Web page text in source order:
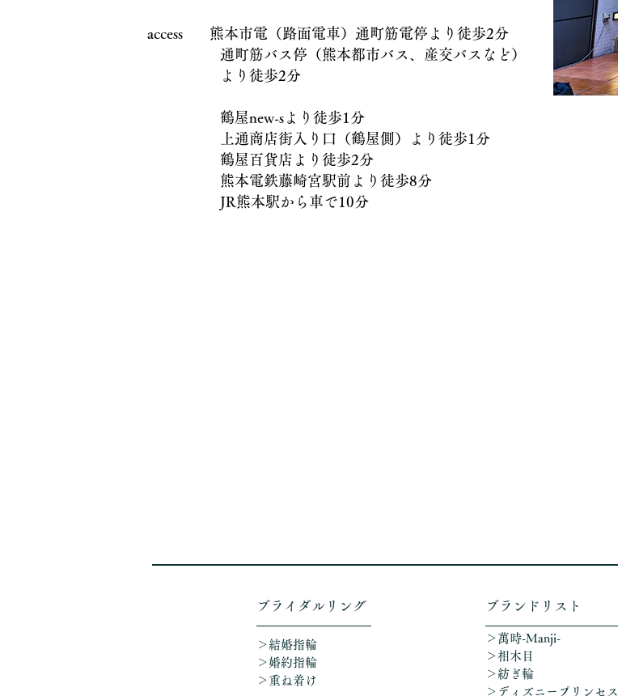
access 熊本市電（路面電車）通町筋電停より徒歩2分
通町筋バス停（熊本都市バス、産交バスなど）
より徒歩2分
鶴屋new-sより徒歩1分
上通商店街入り口（鶴屋側）より徒歩1分
鶴屋百貨店より徒歩2分
熊本電鉄藤崎宮駅前より徒歩8分
JR熊本駅から車で10分
​ブライダルリング
＞結婚指輪
＞婚約指輪
＞重ね着け​
​ブランドリスト
＞萬時-Manji-
＞相木目
＞紡ぎ輪
＞ディズニープリンセス